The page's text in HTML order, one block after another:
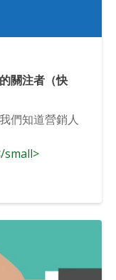
關注者（快
們知道營銷人
small>